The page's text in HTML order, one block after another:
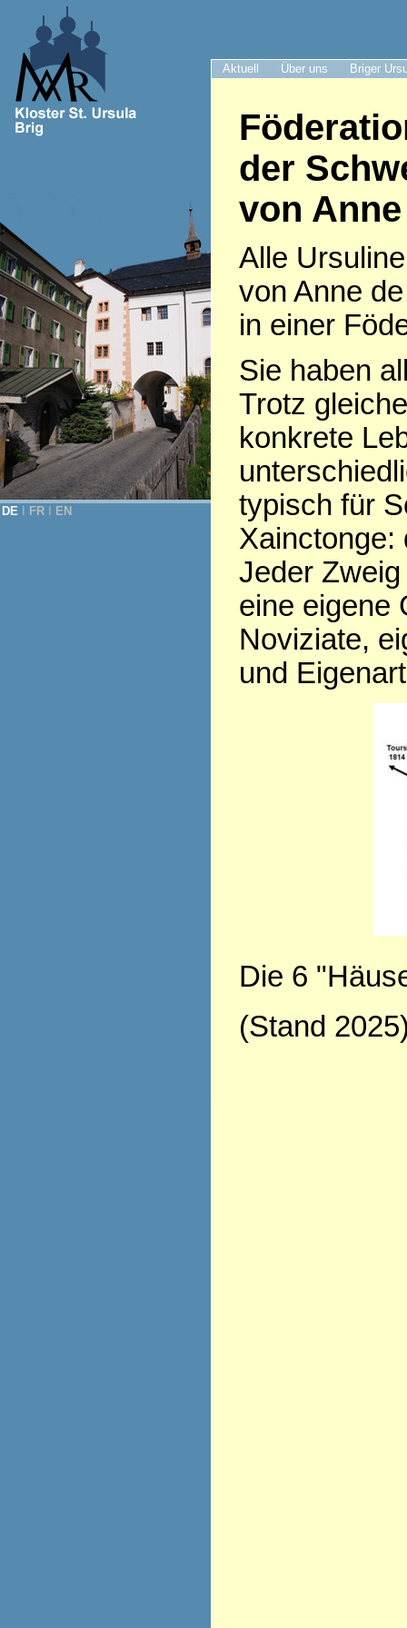
Aktuell Über uns Briger
DE FR EN
der
von
Alle
von Anne
in einer
Sie haben
Trotz
konkrete
typisch für
Xainctonge:
Jeder
eine eigene
Noviziate,
und
Die 6
(Stand